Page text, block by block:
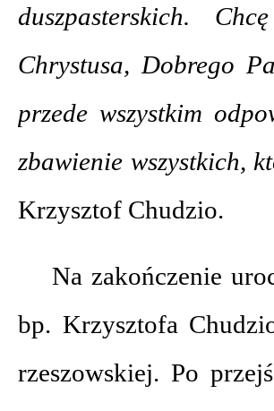
duszpasterskich.
Chrystusa, Dobrego
przede wszystkim
zbawienie wszystkich,
Krzysztof Chudzio.
Na zakończenie
bp. Krzysztofa
rzeszowskiej. Po